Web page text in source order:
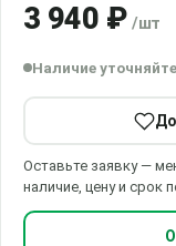
3 940 ₽ /шт
Наличие
Оставьте заявку —
наличие, цену и срок